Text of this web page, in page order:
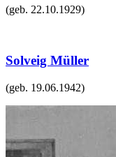
(geb. 22.10.1929)
Solveig Müller
(geb. 19.06.1942)